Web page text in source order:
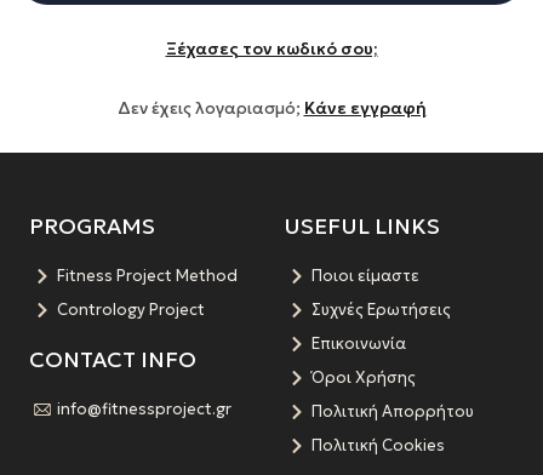
Ξέχασες τον κωδικό σου;
Δεν έχεις λογαριασμό; Κάνε εγγραφή
USEFUL LINKS
Ποιοι είμαστε
Συχνές Ερωτήσεις
Επικοινωνία
Όροι Χρήσης
Πολιτική Απορρήτου
Πολιτική Cookies
PROGRAMS
Fitness Project Method
Contrology Project
CONTACT INFO
info@fitnessproject.gr